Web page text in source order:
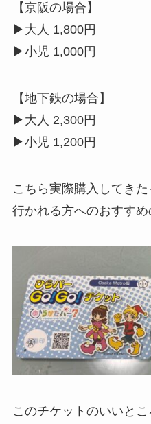
【京阪の場合】
▶大人 1,800円
▶小児 1,000円
【地下鉄の場合】
▶大人 2,300円
▶小児 1,200円
こちら実際購入してき
行かれる方へのおすす
このチケットのいいとこ